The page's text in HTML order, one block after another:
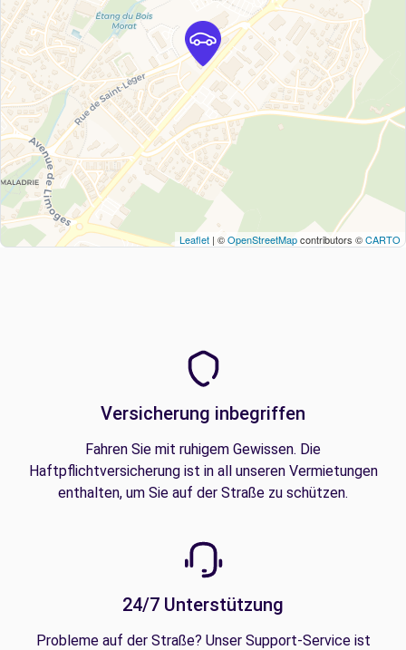
Leaflet | ©OpenStreetMapcontributors ©CARTO
Versicherung inbegriffen
Fahren Sie mit ruhigem Gewissen. Die
Haftpflichtversicherung ist in all unseren Vermietungen
enthalten, um Sie auf der Straße zu schützen.
24/7 Unterstützung
Probleme auf der Straße? Unser Support-Service ist